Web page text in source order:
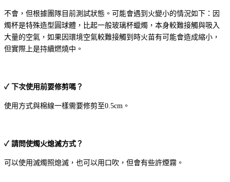
不會，但根據團隊目前測試狀態。可能會遇到火變小的情況如下：因
燭杯是特殊造型圓球體，比起一般玻璃杯蠟燭，本身較難接觸與吸入
大量的空氣，如果因環境空氣較難接觸到時火苗有可能會造成縮小，
但實際上是持續燃燒中。
✓ 下次使用前要修剪嗎？
使用方式與棉線一樣需要修剪至0.5cm。
✓ 請問使燭火熄滅方式？
可以使用滅燭照熄滅，也可以用口吹，但會有些許煙霧。